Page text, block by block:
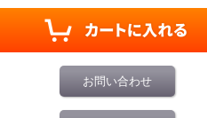
お問い合わせ